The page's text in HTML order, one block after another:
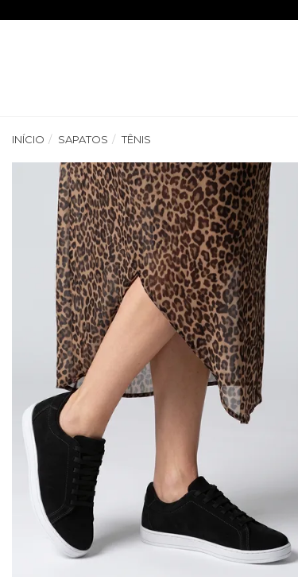
INÍCIO SAPATOS TÊNIS